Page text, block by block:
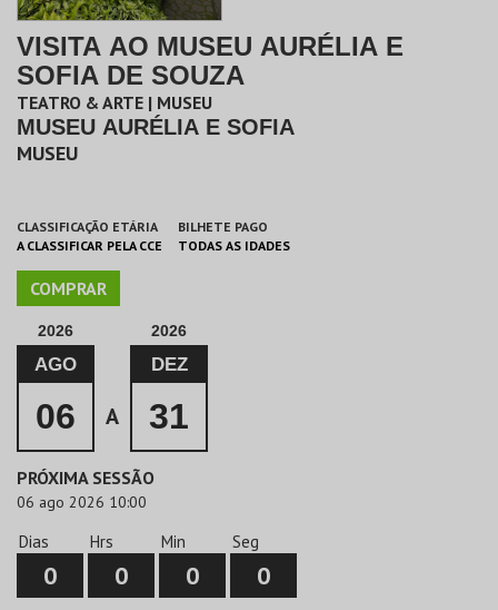
VISITA AO MUSEU AURÉLIA E
SOFIA DE SOUZA
TEATRO & ARTE | MUSEU
MUSEU AURÉLIA E SOFIA
MUSEU
CLASSIFICAÇÃO ETÁRIA
A CLASSIFICAR PELA CCE
BILHETE PAGO
TODAS AS IDADES
COMPRAR
2026
AGO
06 A
2026
DEZ
31
PRÓXIMA SESSÃO
06 ago 2026 10:00
Dias
0
Hrs
0
Min
0
Seg
0